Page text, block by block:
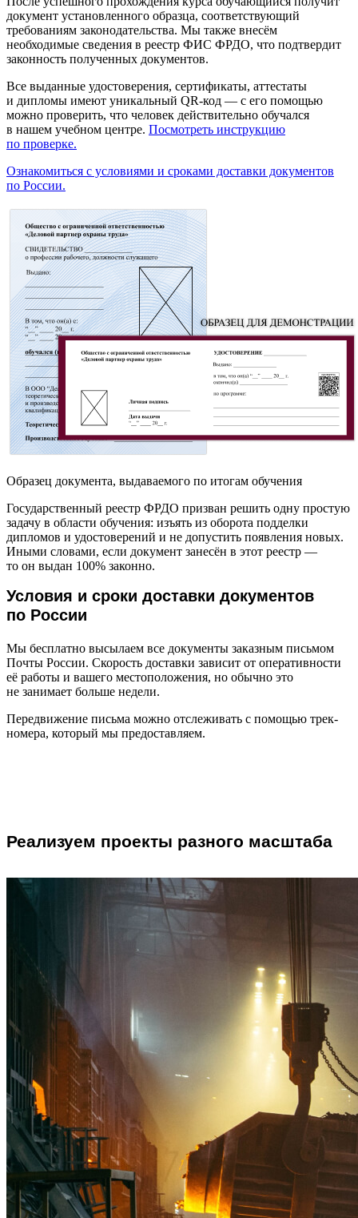
документ установленного образца, соответствующий
требованиям законодательства. Мы также внесём
необходимые сведения в реестр ФИС ФРДО, что подтвердит
законность полученных документов.
Все выданные удостоверения, сертификаты, аттестаты
и дипломы имеют уникальный QR-код — с его помощью
можно проверить, что человек действительно обучался
в нашем учебном центре. Посмотреть инструкцию
по проверке.
Ознакомиться с условиями и сроками доставки документов
по России.
Образец документа, выдаваемого по итогам обучения
Государственный реестр ФРДО призван решить одну простую
задачу в области обучения: изъять из оборота подделки
дипломов и удостоверений и не допустить появления новых.
Иными словами, если документ занесён в этот реестр —
то он выдан 100% законно.
Условия и сроки доставки документов
по России
Мы бесплатно высылаем все документы заказным письмом
Почты России. Скорость доставки зависит от оперативности
её работы и вашего местоположения, но обычно это
не занимает больше недели.
Передвижение письма можно отслеживать с помощью трек-
номера, который мы предоставляем.
Реализуем проекты разного масштаба